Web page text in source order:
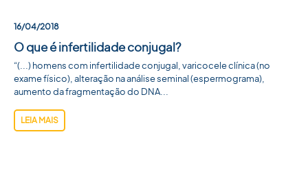
16/04/2018
O que é infertilidade conjugal?
“(...) homens com infertilidade conjugal, varicocele clínica (no
exame físico), alteração na análise seminal (espermograma),
aumento da fragmentação do DNA...
LEIA MAIS